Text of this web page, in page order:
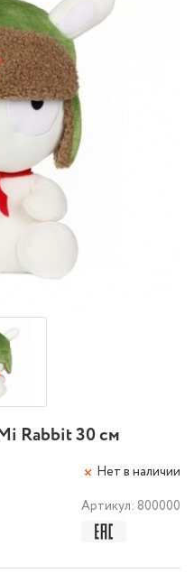
Rabbit 30 см
Нет в наличии
Артикул: 800000